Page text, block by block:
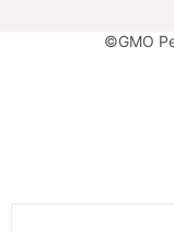
©GMO